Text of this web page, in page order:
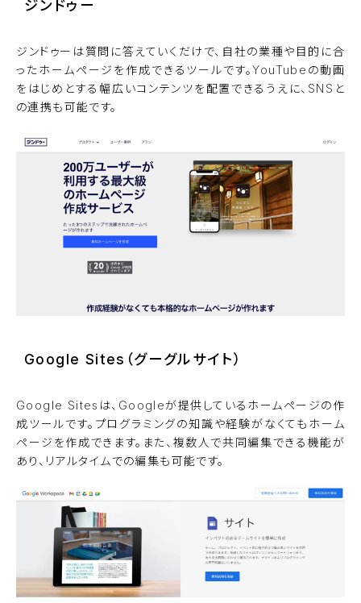
ジンドゥー
ジンドゥーは質問に答えていくだけで、自社の業種や目的に合
ったホームページを作成できるツールです。YouTubeの動画
をはじめとする幅広いコンテンツを配置できるうえに、SNSと
の連携も可能です。
Google Sites（グーグルサイト）
Google Sitesは、Googleが提供しているホームページの作
成ツールです。プログラミングの知識や経験がなくてもホーム
ページを作成できます。また、複数人で共同編集できる機能が
あり、リアルタイムでの編集も可能です。